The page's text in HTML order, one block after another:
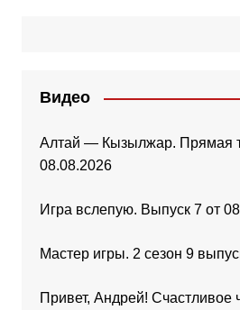
Видео
Алтай — Кызылжар. Прямая
08.08.2026
Игра вслепую. Выпуск 7 от
Мастер игры. 2 сезон 9
Привет, Андрей! Счастливое